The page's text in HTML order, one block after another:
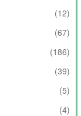
(12)
(67)
(186)
(39)
(5)
(4)